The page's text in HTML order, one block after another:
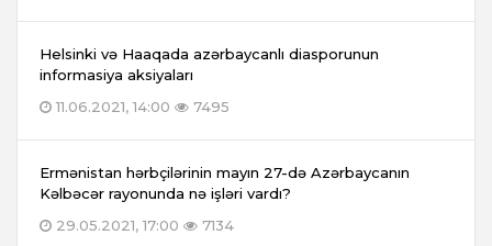
Helsinki və Haaqada azərbaycanlı diasporunun
informasiya aksiyaları
11.06.2021, 14:00
7495
Ermənistan hərbçilərinin mayın 27-də Azərbaycanın
Kəlbəcər rayonunda nə işləri vardı?
29.05.2021, 17:00
7134